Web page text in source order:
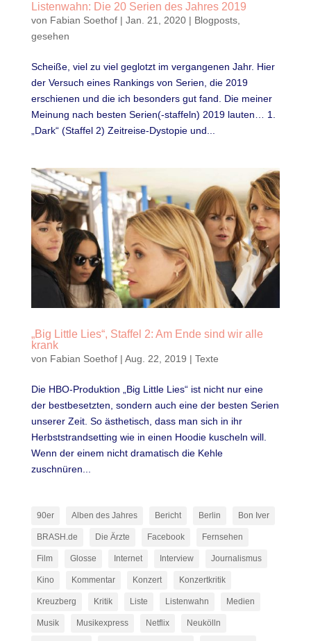
Listenwahn: Die 20 Serien des Jahres 2019
von Fabian Soethof| Jan. 21, 2020| Blogposts,
gesehen
Scheiße, viel zu viel geglotzt im vergangenen Jahr. Hier
der Versuch eines Rankings von Serien, die 2019
erschienen und die ich besonders gut fand. Die meiner
Meinung nach besten Serien(-staffeln) 2019 lauten… 1.
„Dark“ (Staffel 2) Zeitreise-Dystopie und...
„Big Little Lies“, Staffel 2: Am Ende sind wir alle
krank
von Fabian Soethof| Aug. 22, 2019 | Texte
Die HBO-Produktion „Big Little Lies“ ist nicht nur eine
der bestbesetzten, sondern auch eine der besten Serien
unserer Zeit. So ästhetisch, dass man sich in ihr
Herbststrandsetting wie in einen Hoodie kuscheln will.
Wenn der einem nicht dramatisch die Kehle
zuschnüren...
90er Alben des Jahres Bericht Berlin Bon Iver
BRASH.de Die Ärzte Facebook Fernsehen
Film Glosse Internet Interview Journalismus
Kino Kommentar Konzert Konzertkritik
Kreuzberg Kritik Liste Listenwahn Medien
Musik Musikexpress Netflix Neukölln